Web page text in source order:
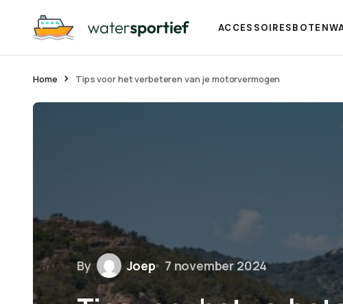
ACCESSOIRESBOTEN
Home Tips voor het verbeteren van je motorvermogen
By Joep 7 november 2024